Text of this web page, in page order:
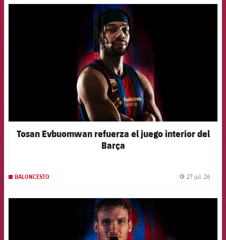
FCB Barcelona badge
Tosan Evbuomwan refuerza el juego interior del
Barça
BALONCESTO 27 jul. 26
FCB Barcelona badge